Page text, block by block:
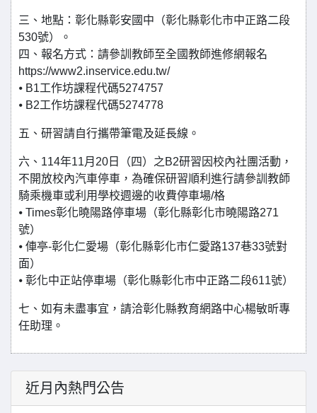
三、地點：彰化縣彰安國中（彰化縣彰化市中正路二段
530號）。
四、報名方式：請參訓教師至全國教師進修網報名
https://www2.inservice.edu.tw/
⦁ B1工作坊課程代碼5274757
⦁ B2工作坊課程代碼5274778
五、研習請自行攜帶筆電及延長線。
六、114年11月20日（四）之B2研習因校內社團活動，
不開放校內汽車停車，為確保研習順利進行請參訓教師
騎乘機車或利用學校週邊的收費停車場/格
⦁ Times彰化曉陽路停車場（彰化縣彰化市曉陽路271
號）
⦁ 俥亭-彰化仁愛場（彰化縣彰化市仁愛路137巷33號對
面）
⦁ 彰化中正站停車場（彰化縣彰化市中正路二段611號）
七、如有未盡事宜，請洽彰化縣教育網路中心楊敏昕專
任助理。
近月內熱門公告